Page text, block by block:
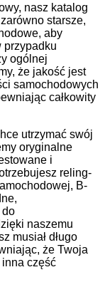
nasz katalog
starsze,
aby
przypadku
ogólnej
że jakość jest
samochodowych
całkowity
utrzymać swój
oryginalne
i
reling-
B-
do
naszemu
musiał długo
że Twoja
część